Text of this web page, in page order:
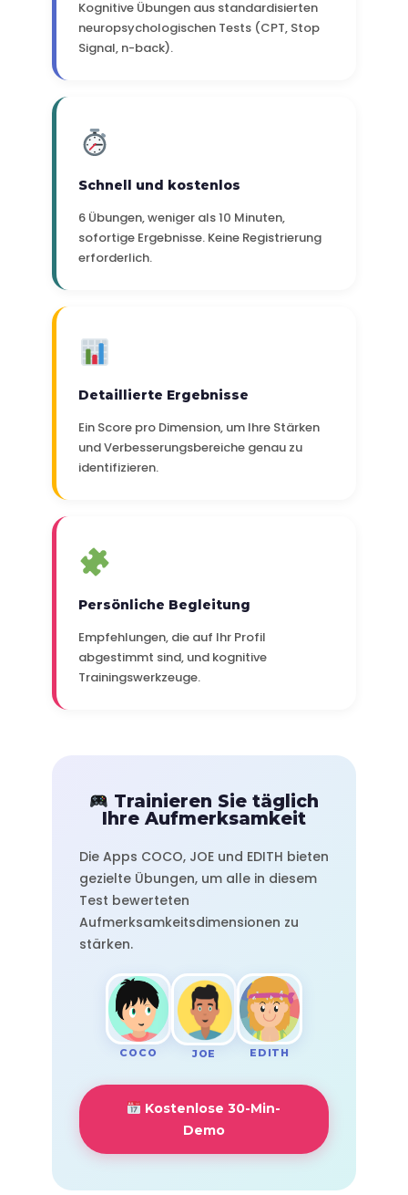
Kognitive Übungen aus standardisierten
neuropsychologischen Tests (CPT, Stop
Signal, n-back).
Schnell und kostenlos
6 Übungen, weniger als 10 Minuten,
sofortige Ergebnisse. Keine Registrierung
erforderlich.
Detaillierte Ergebnisse
Ein Score pro Dimension, um Ihre Stärken
und Verbesserungsbereiche genau zu
identifizieren.
Persönliche Begleitung
Empfehlungen, die auf Ihr Profil
abgestimmt sind, und kognitive
Trainingswerkzeuge.
Trainieren Sie täglich
Ihre Aufmerksamkeit
Die Apps COCO, JOE und EDITH bieten
gezielte Übungen, um alle in diesem
Test bewerteten
Aufmerksamkeitsdimensionen zu
stärken.
COCO JOE EDITH
Kostenlose 30-Min-
Demo